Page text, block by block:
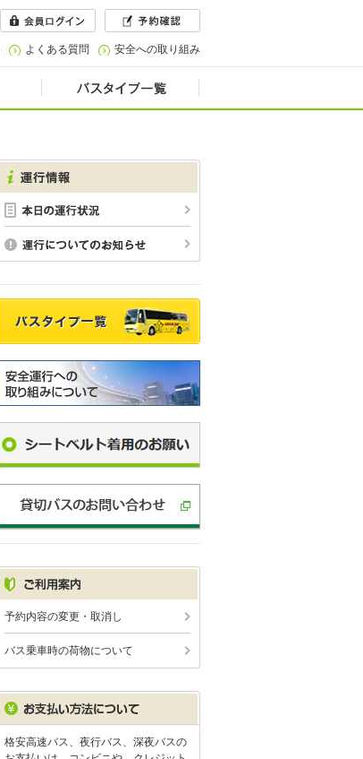
よくある質問 安全への取り組み
予約内容の変更・取消し
バス乗車時の荷物について
格安高速バス、夜行バス、深夜バスの